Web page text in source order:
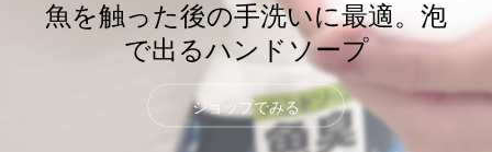
魚を触った後の手洗いに最適。泡
で出るハンドソープ
ショップでみる